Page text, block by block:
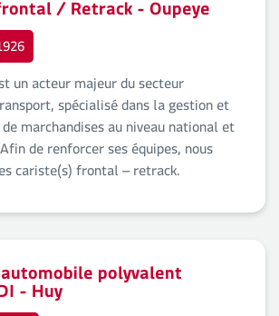
/ Retrack - Oupeye
un acteur majeur du secteur
spécialisé dans la gestion et
marchandises au niveau national et
de renforcer ses équipes, nous
cariste(s) frontal – retrack.
polyvalent
- Huy